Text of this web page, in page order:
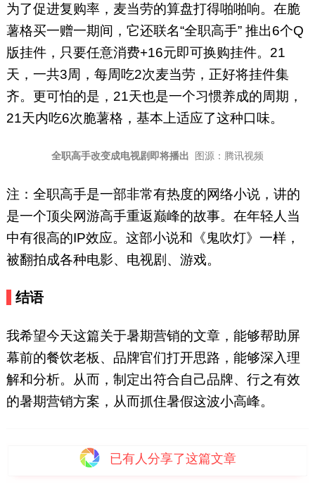
为了促进复购率，麦当劳的算盘打得啪啪响。在脆
薯格买一赠一期间，它还联名“全职高手” 推出6个Q
版挂件，只要任意消费+16元即可换购挂件。21
天，一共3周，每周吃2次麦当劳，正好将挂件集
齐。更可怕的是，21天也是一个习惯养成的周期，
21天内吃6次脆薯格，基本上适应了这种口味。
全职高手改变成电视剧即将播出 图源：腾讯视频
注：全职高手是一部非常有热度的网络小说，讲的
是一个顶尖网游高手重返巅峰的故事。在年轻人当
中有很高的IP效应。这部小说和《鬼吹灯》一样，
被翻拍成各种电影、电视剧、游戏。
结语
我希望今天这篇关于暑期营销的文章，能够帮助屏
幕前的餐饮老板、品牌官们打开思路，能够深入理
解和分析。从而，制定出符合自己品牌、行之有效
的暑期营销方案，从而抓住暑假这波小高峰。
已有 人分享了这篇文章